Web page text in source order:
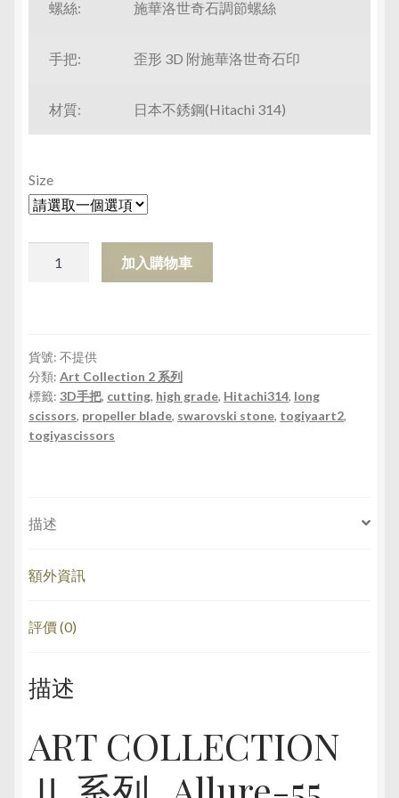
螺絲: 施華洛世奇石調節螺絲
手把: 歪形 3D 附施華洛世奇石印
材質: 日本不銹鋼(Hitachi 314)
Size
65
數
加入購物車
貨號: 不提供
分類: Art Collection 2 系列
標籤: 3D手把, cutting, high grade, Hitachi314, long
scissors, propeller blade, swarovski stone, togiyaart2,
togiyascissors
描述
額外資訊
評價 (0)
描述
ART COLLECTION